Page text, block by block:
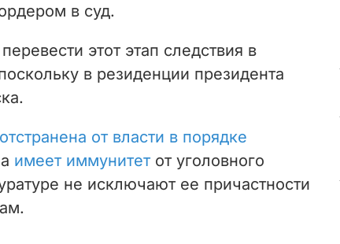
d
e
o
в суд.
этот этап следствия в
в резиденции президента
от власти в порядке
имеет иммунитетот уголовного
не исключают ее причастности